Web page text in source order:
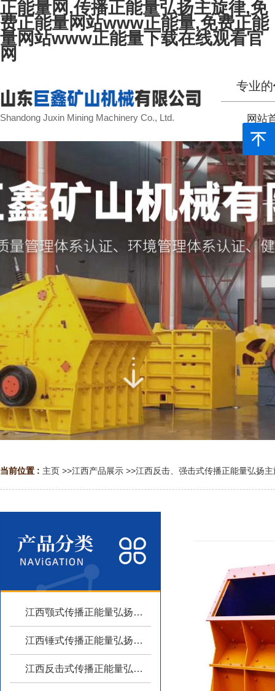
正能量网,传播正能量弘扬主旋律,免
费正能量网站www正能量,免费正能
量网站www正能量下载在线观看官
网
Shandong Juxin Mining Machinery Co., Ltd.
专业的
网站
当前位置 : 主页 >>江西产品展示 >>江西反击、强击式传播正能量弘扬
江西颚式传播正能量弘扬主旋律系列
江西锤式传播正能量弘扬主旋律系列
江西反击式传播正能量弘扬主旋律系列